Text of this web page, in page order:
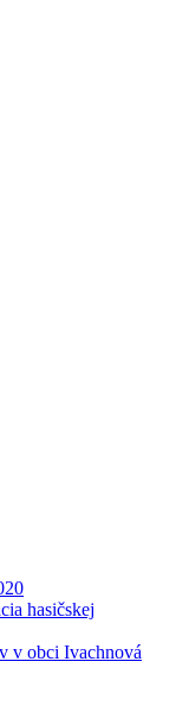
hasičskej
v obci Ivachnová